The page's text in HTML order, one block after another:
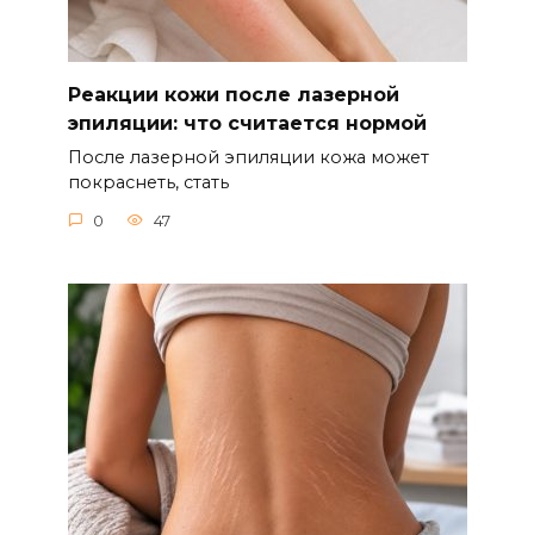
Реакции кожи после лазерной
эпиляции: что считается нормой
После лазерной эпиляции кожа может
покраснеть, стать
0 47